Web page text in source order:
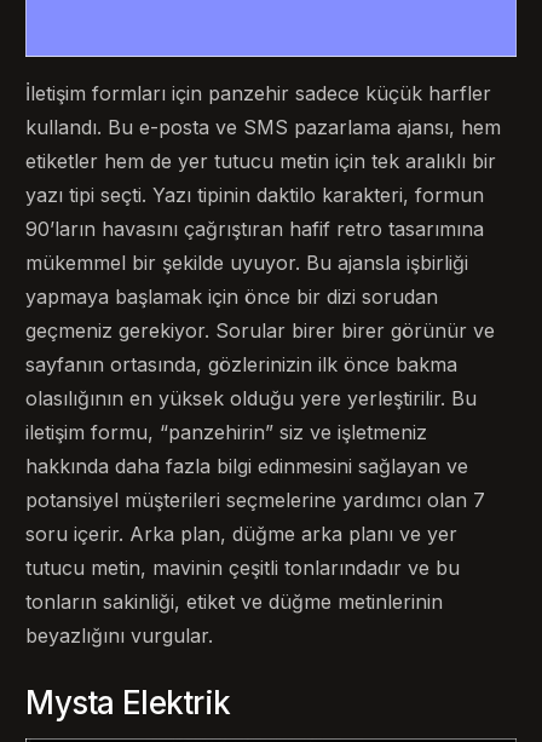
İletişim formları için panzehir sadece küçük harfler
kullandı. Bu e-posta ve SMS pazarlama ajansı, hem
etiketler hem de yer tutucu metin için tek aralıklı bir
yazı tipi seçti. Yazı tipinin daktilo karakteri, formun
90’ların havasını çağrıştıran hafif retro tasarımına
mükemmel bir şekilde uyuyor. Bu ajansla işbirliği
yapmaya başlamak için önce bir dizi sorudan
geçmeniz gerekiyor. Sorular birer birer görünür ve
sayfanın ortasında, gözlerinizin ilk önce bakma
olasılığının en yüksek olduğu yere yerleştirilir. Bu
iletişim formu, “panzehirin” siz ve işletmeniz
hakkında daha fazla bilgi edinmesini sağlayan ve
potansiyel müşterileri seçmelerine yardımcı olan 7
soru içerir. Arka plan, düğme arka planı ve yer
tutucu metin, mavinin çeşitli tonlarındadır ve bu
tonların sakinliği, etiket ve düğme metinlerinin
beyazlığını vurgular.
Mysta Elektrik